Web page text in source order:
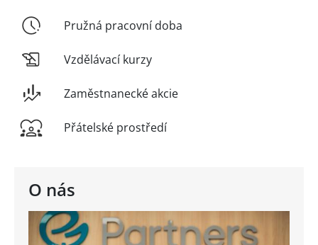
O nás
Pružná pracovní doba
Vzdělávací kurzy
Zaměstnanecké akcie
Přátelské prostředí